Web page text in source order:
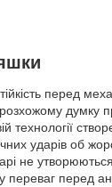
перед
думку
технології
ударів об
не
перед